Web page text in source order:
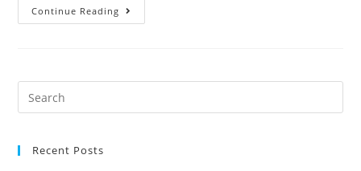
Continue Reading
Recent Posts